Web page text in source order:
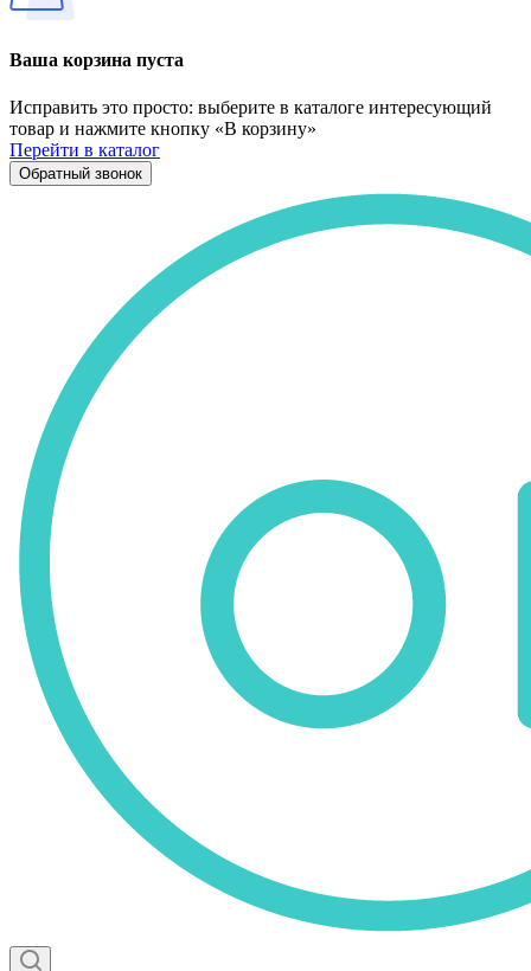
Ваша корзина пуста
Исправить это просто: выберите в каталоге интересующий
товар и нажмите кнопку «В корзину»
Перейти в каталог
Обратный звонок